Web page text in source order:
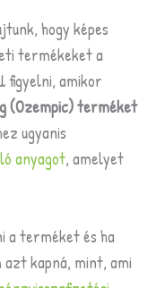
hogy képes
termékeket a
figyelni, amikor
(Ozempic) terméket
ugyanis
anyagot, amelyet
a terméket és ha
azt kapná, mint, ami